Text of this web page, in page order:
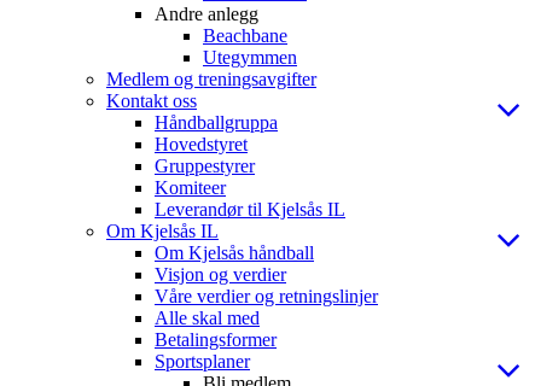
Andre anlegg
Beachbane
Utegymmen
Medlem og treningsavgifter
Kontakt oss
Håndballgruppa
Hovedstyret
Gruppestyrer
Komiteer
Leverandør til Kjelsås IL
Om Kjelsås IL
Om Kjelsås håndball
Visjon og verdier
Våre verdier og retningslinjer
Alle skal med
Betalingsformer
Sportsplaner